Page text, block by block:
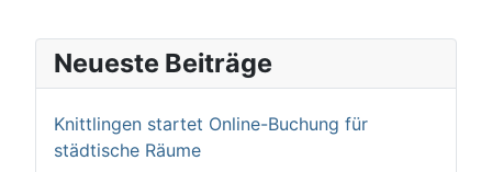
Neueste Beiträge
Knittlingen startet Online-Buchung für
städtische Räume